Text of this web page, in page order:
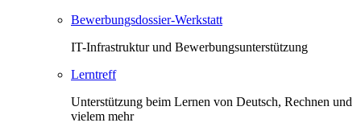
Bewerbungsdossier-Werkstatt
IT-Infrastruktur und Bewerbungsunterstützung
Lerntreff
Unterstützung beim Lernen von Deutsch, Rechnen und
vielem mehr